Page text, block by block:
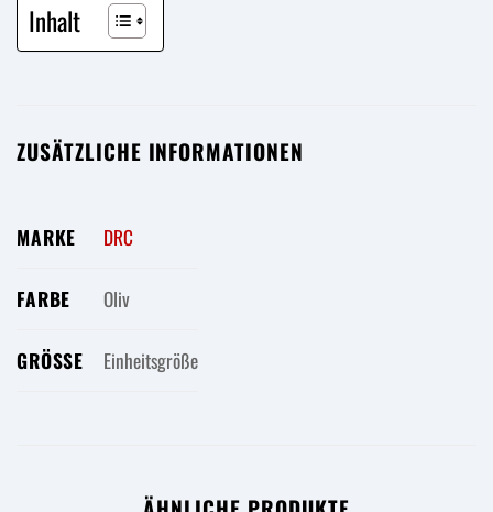
Inhalt
ZUSÄTZLICHE INFORMATIONEN
MARKE DRC
FARBE Oliv
GRÖSSE Einheitsgröße